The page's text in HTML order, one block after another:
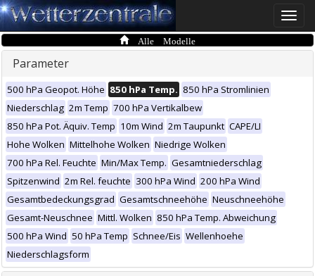
Toggle
Alle Modelle
Parameter
500 hPa Geopot. Höhe 850 hPa Temp. 850 hPa Stromlinien
Niederschlag 2m Temp 700 hPa Vertikalbew
850 hPa Pot. Äquiv. Temp 10m Wind 2m Taupunkt CAPE/LI
Hohe Wolken Mittelhohe Wolken Niedrige Wolken
700 hPa Rel. Feuchte Min/Max Temp. Gesamtniederschlag
Spitzenwind 2m Rel. feuchte 300 hPa Wind 200 hPa Wind
Gesamtbedeckungsgrad Gesamtschneehöhe Neuschneehöhe
Gesamt-Neuschnee Mittl. Wolken 850 hPa Temp. Abweichung
500 hPa Wind 50 hPa Temp Schnee/Eis Wellenhoehe
Niederschlagsform